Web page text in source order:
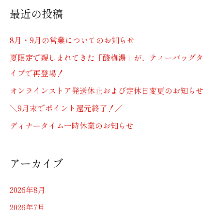
象
最近の投稿
8月・9月の営業についてのお知らせ
夏限定で親しまれてきた「酸梅湯」が、ティーバッグタ
イプで再登場！
オンラインストア発送休止および定休日変更のお知らせ
＼9月末でポイント還元終了！／
ディナータイム一時休業のお知らせ
アーカイブ
2026年8月
2026年7月